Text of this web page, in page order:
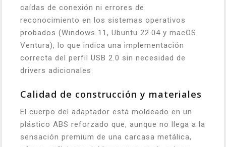
caídas de conexión ni errores de
reconocimiento en los sistemas operativos
probados (Windows 11, Ubuntu 22.04 y macOS
Ventura), lo que indica una implementación
correcta del perfil USB 2.0 sin necesidad de
drivers adicionales.
Calidad de construcción y materiales
El cuerpo del adaptador está moldeado en un
plástico ABS reforzado que, aunque no llega a la
sensación premium de una carcasa metálica,